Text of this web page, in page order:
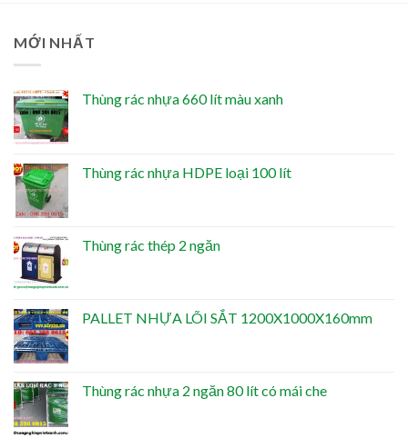
MỚI NHẤT
Thùng rác nhựa 660 lít màu xanh
Thùng rác nhựa HDPE loại 100 lít
Thùng rác thép 2 ngăn
PALLET NHỰA LÕI SẮT 1200X1000X160mm
Thùng rác nhựa 2 ngăn 80 lít có mái che